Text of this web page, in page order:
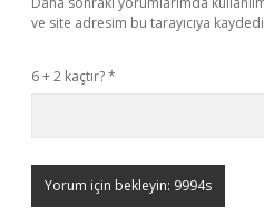
ve site adresim bu tarayıcıya
6 + 2 kaçtır?*